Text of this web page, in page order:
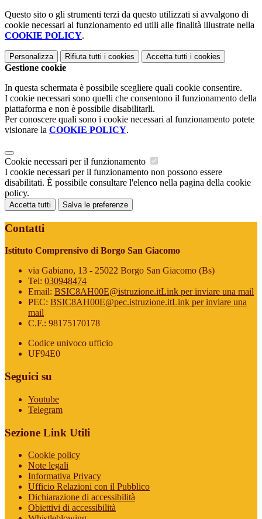
Questo sito o gli strumenti terzi da questo utilizzati si avvalgono di
cookie necessari al funzionamento ed utili alle finalità illustrate nella
COOKIE POLICY.
Personalizza Rifiuta tutti i cookies Accetta tutti i cookies
Gestione cookie
In questa schermata è possibile scegliere quali cookie consentire.
I cookie necessari sono quelli che consentono il funzionamento della
piattaforma e non è possibile disabilitarli.
Per conoscere quali sono i cookie necessari al funzionamento potete
visionare la COOKIE POLICY.
Cookie necessari per il funzionamento
I cookie necessari per il funzionamento non possono essere
disabilitati. È possibile consultare l'elenco nella pagina della cookie
policy.
Accetta tutti Salva le preferenze
Contatti
Istituto Comprensivo di Borgo San Giacomo
via Gabiano, 13 - 25022 Borgo San Giacomo (Bs)
Tel: 030948474
Email: BSIC8AH00E@istruzione.itLink per inviare una mail
PEC: BSIC8AH00E@pec.istruzione.itLink per inviare una
mail
C.F.: 98175170178
Codice univoco ufficio
UF94E0
Seguici su
Youtube
Telegram
Sezione Link Utili
Cookie policy
Note legali
Informativa Privacy
Ufficio Relazioni con il Pubblico
Dichiarazione di accessibilità
Obiettivi di accessibilità